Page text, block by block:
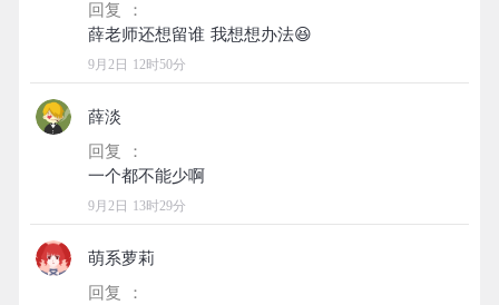
回复 ：
9月2日 12时50分
薛淡
回复 ：
9月2日 13时29分
萌系萝莉
回复 ：